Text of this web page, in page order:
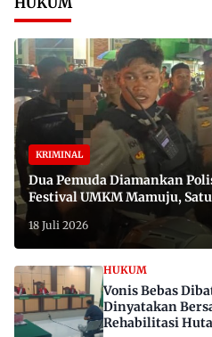
KRIMINAL
Dua Pemuda Diamankan
Festival UMKM Mamuju,
18 Juli 2026
HUKUM
Vonis Bebas
Dinyatakan
Rehabilitasi